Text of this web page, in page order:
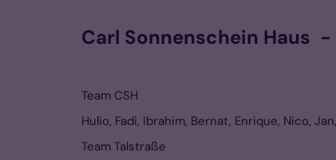
Carl Sonnenschein Haus
Team CSH
Hulio, Fadi, Ibrahim, Bernat, Enrique, Nico,
Team Talstraße